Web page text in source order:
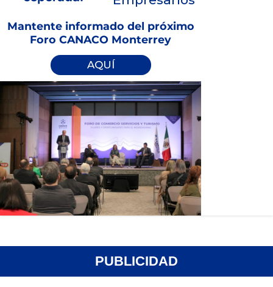
Mantente informado del próximo
Foro CANACO Monterrey
AQUÍ
PUBLICIDAD